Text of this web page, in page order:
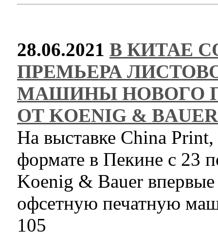
28.06.2021 В КИТАЕ
ПРЕМЬЕРА
МАШИНЫ НОВОГО
ОТ KOENIG & BAUER
На выставке China
формате в Пекине с 23
Koenig & Bauer впервые
офсетную печатную
105